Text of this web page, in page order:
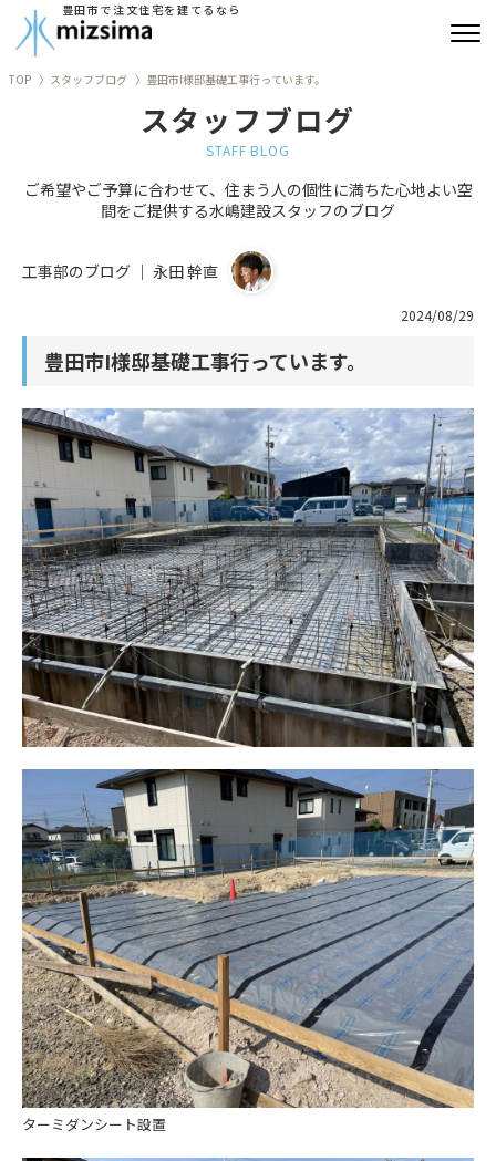
豊田市で注文住宅を建てるなら
リフォーム
会社情報
よくあるご質問
ニュース
イベント情報
資料請求・お問い合わせ
TOP スタッフブログ 豊田市I様邸基礎工事行っています。
スタッフブログ
STAFF BLOG
ご希望やご予算に合わせて、住まう人の個性に満ちた心地よい空
間をご提供する水嶋建設スタッフのブログ
工事部のブログ ｜ 永田 幹直
2024/08/29
豊田市I様邸基礎工事行っています。
ターミダンシート設置